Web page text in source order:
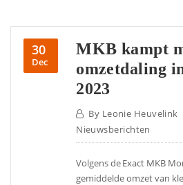
30
Dec
MKB kampt
omzetdaling
2023
By Leonie Heuvelink
Nieuwsberichten
Volgens de Exact MKB
gemiddelde omzet van